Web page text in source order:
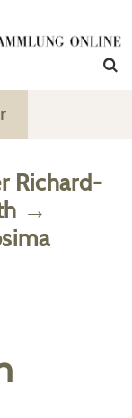
Richard-
→